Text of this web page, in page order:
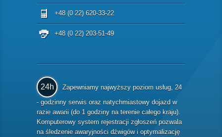
+48 (0 22) 620-33-22
+48 (0 22) 203-51-49
24h
Zapewniamy najwyższy poziom usług, 24
- godzinny serwis oraz natychmiastowy dojazd w
razie awarii (do 1 godziny na terenie całego kraju).
Komputerowy system rejestracji zgłoszeń pozwala
na śledzenie awaryjności dźwigów i optymalizację